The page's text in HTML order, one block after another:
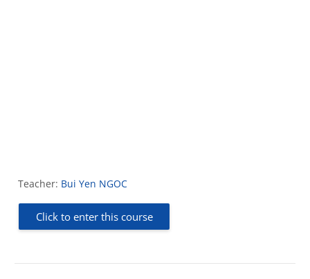
Teacher: Bui Yen NGOC
Click to enter this course